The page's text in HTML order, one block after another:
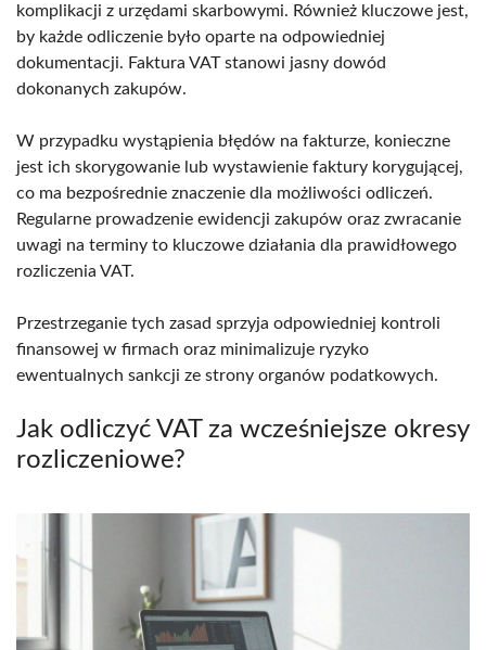
komplikacji z urzędami skarbowymi. Również kluczowe jest,
by każde odliczenie było oparte na odpowiedniej
dokumentacji. Faktura VAT stanowi jasny dowód
dokonanych zakupów.
W przypadku wystąpienia błędów na fakturze, konieczne
jest ich skorygowanie lub wystawienie faktury korygującej,
co ma bezpośrednie znaczenie dla możliwości odliczeń.
Regularne prowadzenie ewidencji zakupów oraz zwracanie
uwagi na terminy to kluczowe działania dla prawidłowego
rozliczenia VAT.
Przestrzeganie tych zasad sprzyja odpowiedniej kontroli
finansowej w firmach oraz minimalizuje ryzyko
ewentualnych sankcji ze strony organów podatkowych.
Jak odliczyć VAT za wcześniejsze okresy
rozliczeniowe?